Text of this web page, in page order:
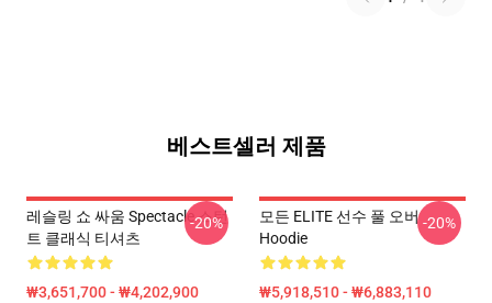
베스트셀러 제품
레슬링 쇼 싸움 Spectacle 스턴
트 클래식 티셔츠
₩3,651,700 - ₩4,202,900
-20%
모든 ELITE 선수 풀 오버
Hoodie
₩5,918,510 - ₩6,883,110
-20%